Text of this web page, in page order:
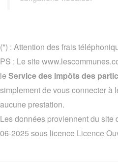
(*) : Attention des frais
PS : Le site
le Service des impôts des
simplement de vous connecter à
aucune prestation.
Les données proviennent du site
06-2025 sous licence Licence